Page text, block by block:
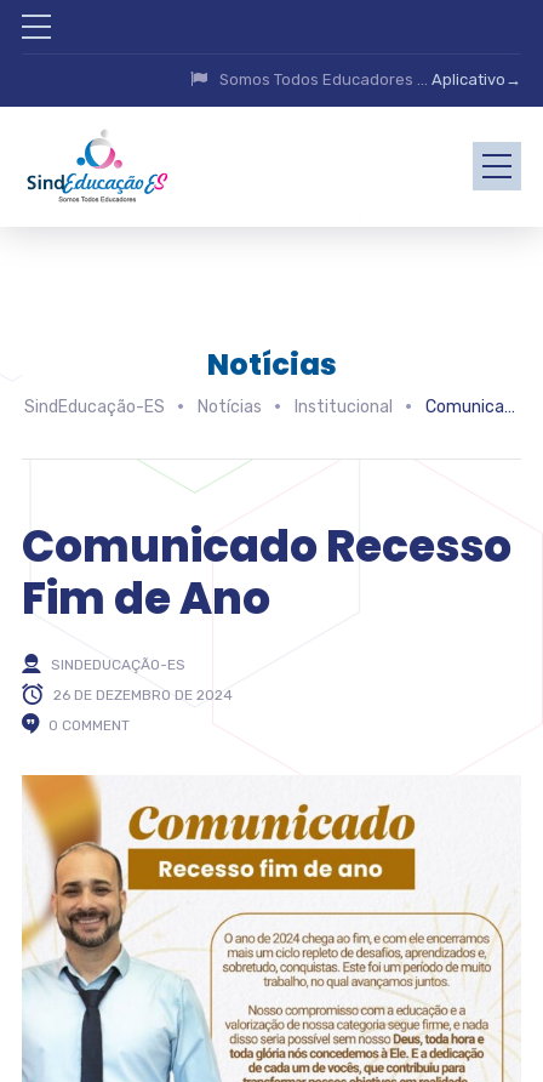
Somos Todos Educadores ...Aplicativo→
Notícias
SindEducação-ES Notícias Institucional Comunicado Recesso Fim de Ano
Comunicado Recesso
Fim de Ano
SINDEDUCAÇÃO-ES
26 DE DEZEMBRO DE 2024
0 COMMENT